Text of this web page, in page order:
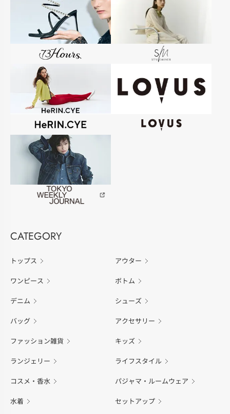
CATEGORY
トップス アウター
ワンピース ボトム
デニム シューズ
バッグ アクセサリー
ファッション雑貨 キッズ
ランジェリー ライフスタイル
コスメ・香水 パジャマ・ルームウェア
水着 セットアップ